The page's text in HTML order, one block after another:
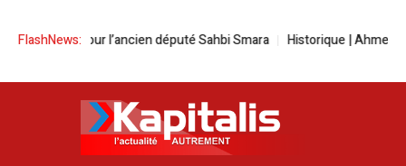
FlashNews:
peine pour l’ancien député Sahbi Smara Historique | Ahmed